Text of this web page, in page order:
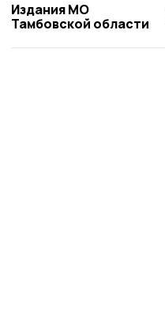
Издания МО
Тамбовской области